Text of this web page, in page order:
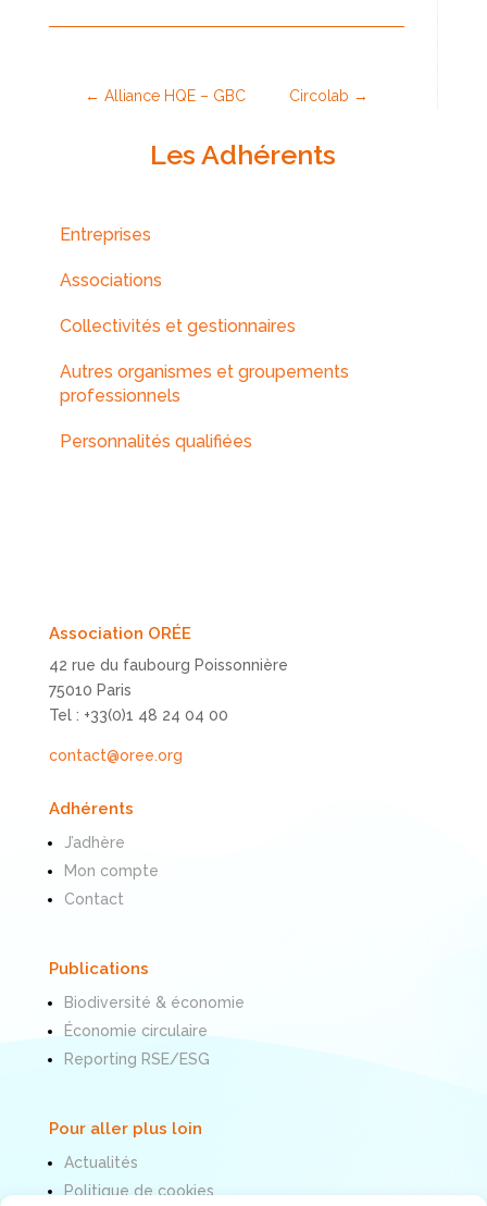
← Alliance HQE – GBC Circolab →
Les Adhérents
Entreprises
Associations
Collectivités et gestionnaires
Autres organismes et groupements
professionnels
Personnalités qualifiées
Association ORÉE
42 rue du faubourg Poissonnière
75010 Paris
Tel : +33(0)1 48 24 04 00
contact@oree.org
Adhérents
J’adhère
Mon compte
Contact
Publications
Biodiversité & économie
Économie circulaire
Reporting RSE/ESG
Pour aller plus loin
Actualités
Politique de cookies